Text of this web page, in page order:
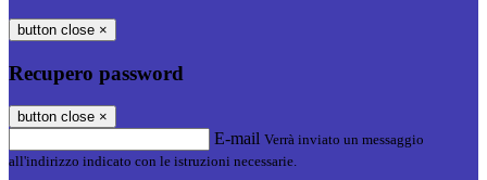
button close ×
Recupero password
button close ×
E-mail Verrà inviato un messaggio
all'indirizzo indicato con le istruzioni necessarie.